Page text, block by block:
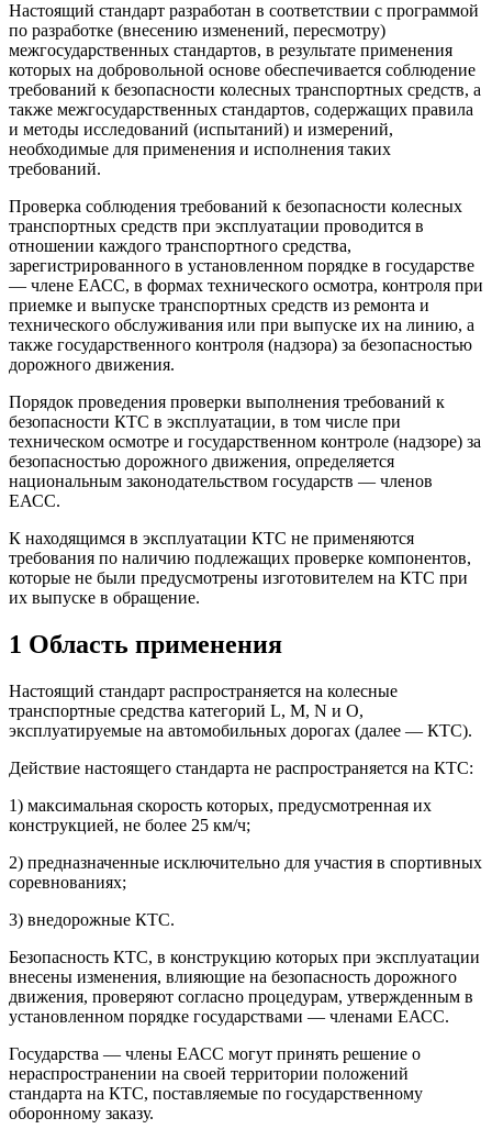
Настоящий стандарт разработан в соответствии с программой
по разработке (внесению изменений, пересмотру)
межгосударственных стандартов, в результате применения
которых на добровольной основе обеспечивается соблюдение
требований к безопасности колесных транспортных средств, а
также межгосударственных стандартов, содержащих правила
и методы исследований (испытаний) и измерений,
необходимые для применения и исполнения таких
требований.
Проверка соблюдения требований к безопасности колесных
транспортных средств при эксплуатации проводится в
отношении каждого транспортного средства,
зарегистрированного в установленном порядке в государстве
— члене ЕАСС, в формах технического осмотра, контроля при
приемке и выпуске транспортных средств из ремонта и
технического обслуживания или при выпуске их на линию, а
также государственного контроля (надзора) за безопасностью
дорожного движения.
Порядок проведения проверки выполнения требований к
безопасности КТС в эксплуатации, в том числе при
техническом осмотре и государственном контроле (надзоре) за
безопасностью дорожного движения, определяется
национальным законодательством государств — членов
ЕАСС.
К находящимся в эксплуатации КТС не применяются
требования по наличию подлежащих проверке компонентов,
которые не были предусмотрены изготовителем на КТС при
их выпуске в обращение.
1 Область применения
Настоящий стандарт распространяется на колесные
транспортные средства категорий L, М, N и О,
эксплуатируемые на автомобильных дорогах (далее — КТС).
Действие настоящего стандарта не распространяется на КТС:
1) максимальная скорость которых, предусмотренная их
конструкцией, не более 25 км/ч;
2) предназначенные исключительно для участия в спортивных
соревнованиях;
3) внедорожные КТС.
Безопасность КТС, в конструкцию которых при эксплуатации
внесены изменения, влияющие на безопасность дорожного
движения, проверяют согласно процедурам, утвержденным в
установленном порядке государствами — членами ЕАСС.
Государства — члены ЕАСС могут принять решение о
нераспространении на своей территории положений
стандарта на КТС, поставляемые по государственному
оборонному заказу.